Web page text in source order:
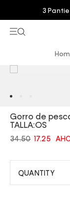
3
Gorro de
TALLA:OS
34.50 17.25